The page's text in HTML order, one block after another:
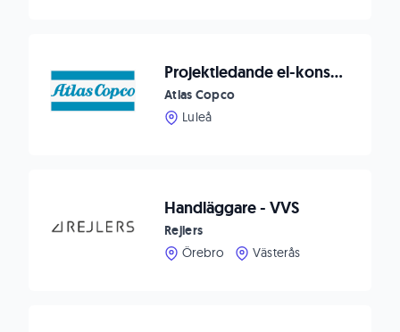
Projektledande el-konstruktör till ITSAB / Atlas Copco
Atlas Copco
Luleå
Handläggare - VVS
Rejlers
Örebro
Västerås